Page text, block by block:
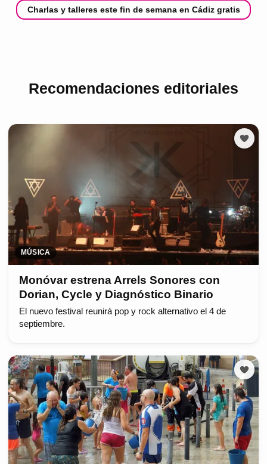
Charlas y talleres este fin de semana en Cádiz gratis
Recomendaciones editoriales
MÚSICA
Monóvar estrena Arrels Sonores con
Dorian, Cycle y Diagnóstico Binario
El nuevo festival reunirá pop y rock alternativo el 4 de
septiembre.